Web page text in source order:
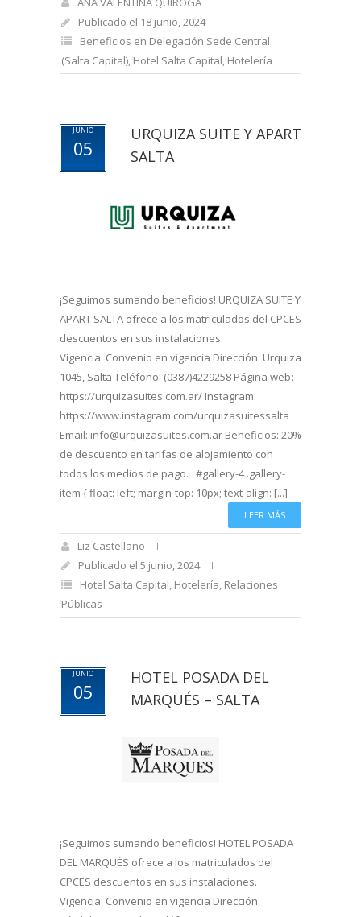
Publicado el 18 junio, 2024
Beneficios en Delegación Sede Central
(Salta Capital), Hotel Salta Capital, Hotelería
JUNIO
05
URQUIZA SUITE Y APART
SALTA
¡Seguimos sumando beneficios! URQUIZA SUITE Y
APART SALTA ofrece a los matriculados del CPCES
descuentos en sus instalaciones.
Vigencia: Convenio en vigencia Dirección: Urquiza
1045, Salta Teléfono: (0387)4229258 Página web:
https://urquizasuites.com.ar/ Instagram:
https://www.instagram.com/urquizasuitessalta
Email: info@urquizasuites.com.ar Beneficios: 20%
de descuento en tarifas de alojamiento con
todos los medios de pago. #gallery-4 .gallery-
item { float: left; margin-top: 10px; text-align: [...]
LEER MÁS
Liz Castellano
Publicado el 5 junio, 2024
Hotel Salta Capital, Hotelería, Relaciones
Públicas
JUNIO
05
HOTEL POSADA DEL
MARQUÉS – SALTA
¡Seguimos sumando beneficios! HOTEL POSADA
DEL MARQUÉS ofrece a los matriculados del
CPCES descuentos en sus instalaciones.
Vigencia: Convenio en vigencia Dirección: